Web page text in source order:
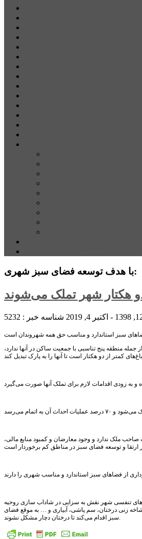
با هدف توسعه فضای سبز شهری:
هکتار شهر تملک می‌شوند
شناسه خبر : 5232
سبز استاندارد و مناسب حق همه شهروندان است
جمله منطقه پنج تناسبی با جمعیت ساکن در آنها ندارد،
ملک ندارد و وجود معارضان و کمبود منابع مالی،
تنفسی شهر نقش به سزایی در شاداب سازی روحیه
زنی درختان، سم پاشی، آبیاری و … به موقع فضای
سبز اقدام می‌کند تا درختان دچار مشکل نشوند.